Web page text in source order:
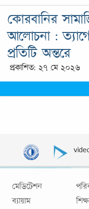
কোরবানির
আলোচনা :
প্রতিটি অন্তরে
প্রকাশিত: ২৭ মে ২০২৬
মেডিটেশন
ব্যায়াম